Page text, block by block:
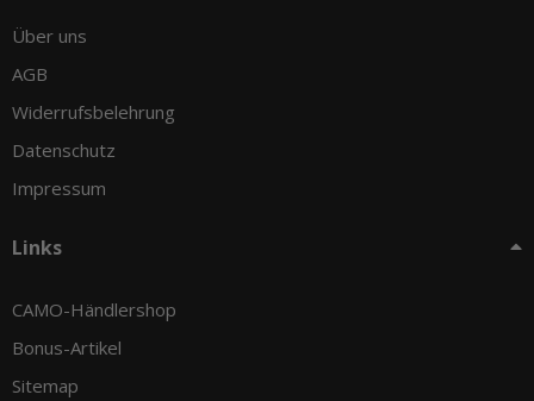
Über uns
AGB
Widerrufsbelehrung
Datenschutz
Impressum
Links
CAMO-Händlershop
Bonus-Artikel
Sitemap